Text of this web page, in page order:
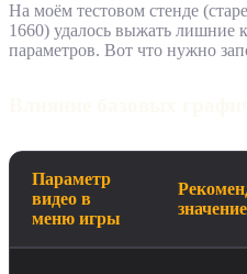
На моём тестовом стенде
1660) удалось выжать лишние
параметров. Вот что нужно
Параметр
видео в
меню игры
значение